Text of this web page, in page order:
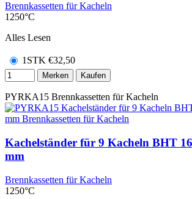
Brennkassetten für Kacheln
1250°C
Alles Lesen
1STK €32,50
Merken Kaufen
PYRKA15 Brennkassetten für Kacheln
Kachelständer für 9 Kacheln BHT
mm
Brennkassetten für Kacheln
1250°C